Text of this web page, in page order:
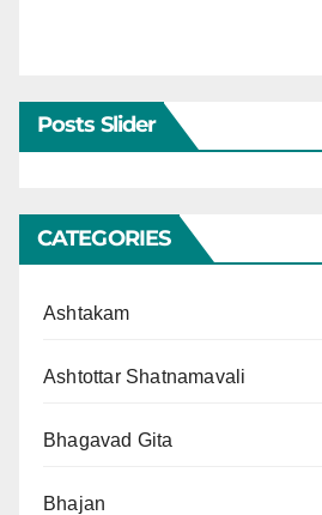
Posts Slider
CATEGORIES
Ashtakam
Ashtottar Shatnamavali
Bhagavad Gita
Bhajan